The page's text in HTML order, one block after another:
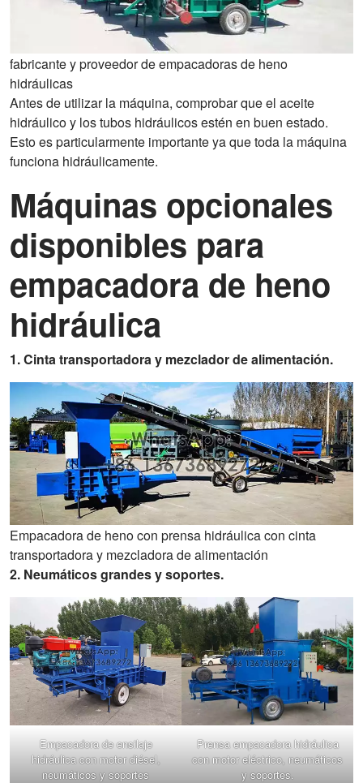
fabricante y proveedor de empacadoras de heno
hidráulicas
Antes de utilizar la máquina, comprobar que el aceite
hidráulico y los tubos hidráulicos estén en buen estado.
Esto es particularmente importante ya que toda la máquina
funciona hidráulicamente.
Máquinas opcionales
disponibles para
empacadora de heno
hidráulica
1. Cinta transportadora y mezclador de alimentación.
Empacadora de heno con prensa hidráulica con cinta
transportadora y mezcladora de alimentación
2. Neumáticos grandes y soportes.
Empacadora de ensilaje
hidráulica con motor diésel,
neumáticos y soportes
Prensa empacadora hidráulica
con motor eléctrico, neumáticos
y soportes.